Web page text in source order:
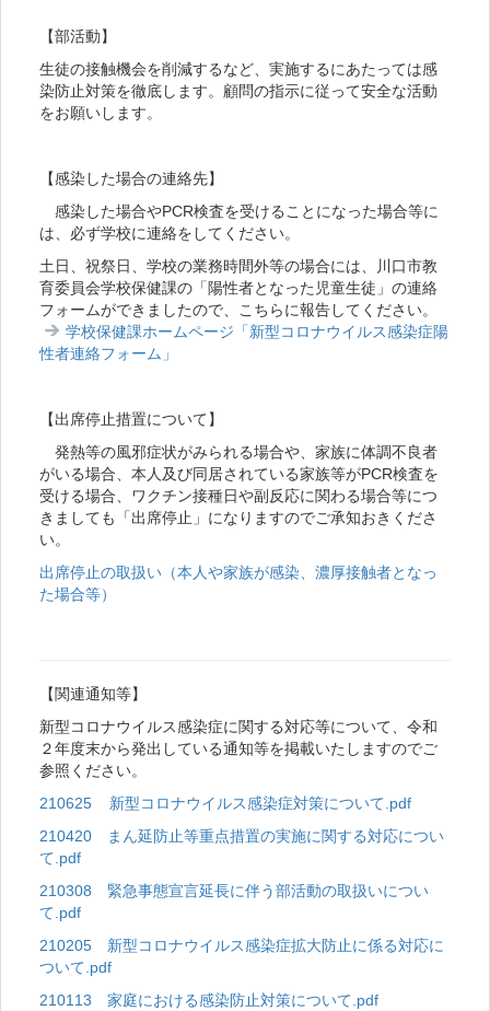
【部活動】
生徒の接触機会を削減するなど、実施するにあたっては感
染防止対策を徹底します。顧問の指示に従って安全な活動
をお願いします。
【感染した場合の連絡先】
感染した場合やPCR検査を受けることになった場合等に
は、必ず学校に連絡をしてください。
土日、祝祭日、学校の業務時間外等の場合には、川口市教
育委員会学校保健課の「陽性者となった児童生徒」の連絡
フォームができましたので、こちらに報告してください。
学校保健課ホームページ「新型コロナウイルス感染症陽
性者連絡フォーム」
【出席停止措置について】
発熱等の風邪症状がみられる場合や、家族に体調不良者
がいる場合、本人及び同居されている家族等がPCR検査を
受ける場合、ワクチン接種日や副反応に関わる場合等につ
きましても「出席停止」になりますのでご承知おきくださ
い。
出席停止の取扱い（本人や家族が感染、濃厚接触者となっ
た場合等）
【関連通知等】
新型コロナウイルス感染症に関する対応等について、令和
２年度末から発出している通知等を掲載いたしますのでご
参照ください。
210625 新型コロナウイルス感染症対策について.pdf
210420 まん延防止等重点措置の実施に関する対応につい
て.pdf
210308 緊急事態宣言延長に伴う部活動の取扱いについ
て.pdf
210205 新型コロナウイルス感染症拡大防止に係る対応に
ついて.pdf
210113 家庭における感染防止対策について.pdf